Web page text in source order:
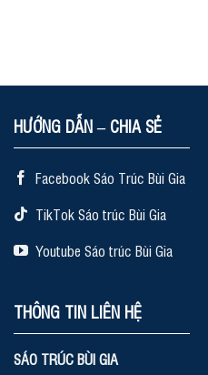
HƯỚNG DẪN – CHIA SẺ
Facebook Sáo Trúc Bùi Gia
TikTok Sáo trúc Bùi Gia
Youtube Sáo trúc Bùi Gia
THÔNG TIN LIÊN HỆ
SÁO TRÚC BÙI GIA